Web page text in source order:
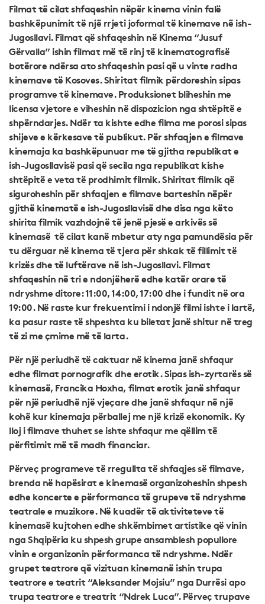
Filmat të cilat shfaqeshin nëpër kinema vinin falë
bashkëpunimit të një rrjeti joformal të kinemave në ish-
Jugosllavi. Filmat që shfaqeshin në Kinema “Jusuf
Gërvalla” ishin filmat më të rinj të kinematografisë
botërore ndërsa ato shfaqeshin pasi që u vinte radha
kinemave të Kosoves. Shiritat filmik përdoreshin sipas
programve të kinemave. Produksionet bliheshin me
licensa vjetore e viheshin në dispozicion nga shtëpitë e
shpërndarjes. Ndër ta kishte edhe filma me porosi sipas
shijeve e kërkesave të publikut. Për shfaqjen e filmave
kinemaja ka bashkëpunuar me të gjitha republikat e
ish-Jugosllavisë pasi që secila nga republikat kishe
shtëpitë e veta të prodhimit filmik. Shiritat filmik që
siguroheshin për shfaqjen e filmave barteshin nëpër
gjithë kinematë e ish-Jugosllavisë dhe disa nga këto
shirita filmik vazhdojnë të jenë pjesë e arkivës së
kinemasë të cilat kanë mbetur aty nga pamundësia për
tu dërguar në kinema të tjera për shkak të fillimit të
krizës dhe të luftërave në ish-Jugosllavi. Filmat
shfaqeshin në tri e ndonjëherë edhe katër orare të
ndryshme ditore: 11:00, 14:00, 17:00 dhe i fundit në ora
19:00. Në raste kur frekuentimi i ndonjë filmi ishte i lartë,
ka pasur raste të shpeshta ku biletat janë shitur në treg
të zi me çmime më të larta.
Për një periudhë të caktuar në kinema janë shfaqur
edhe filmat pornografik dhe erotik. Sipas ish-zyrtarës së
kinemasë, Francika Hoxha, filmat erotik janë shfaqur
për një periudhë një vjeçare dhe janë shfaqur në një
kohë kur kinemaja përballej me një krizë ekonomik. Ky
lloj i filmave thuhet se ishte shfaqur me qëllim të
përfitimit më të madh financiar.
Përveç programeve të rregullta të shfaqjes së filmave,
brenda në hapësirat e kinemasë organizoheshin shpesh
edhe koncerte e përformanca të grupeve të ndryshme
teatrale e muzikore. Në kuadër të aktiviteteve të
kinemasë kujtohen edhe shkëmbimet artistike që vinin
nga Shqipëria ku shpesh grupe ansamblesh popullore
vinin e organizonin përformanca të ndryshme. Ndër
grupet teatrore që vizituan kinemanë ishin trupa
teatrore e teatrit “Aleksander Mojsiu” nga Durrësi apo
trupa teatrore e treatrit “Ndrek Luca”. Përveç trupave